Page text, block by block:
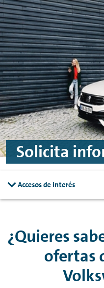
Ir al contenido
Ir al footer
Solicita
Accesos de interés
¿Quieres
ofertas